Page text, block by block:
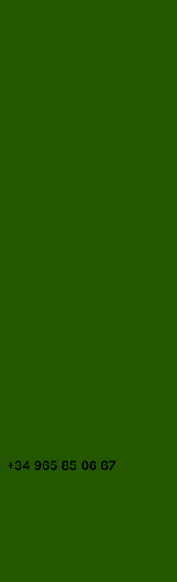
+34 965 85 06 67